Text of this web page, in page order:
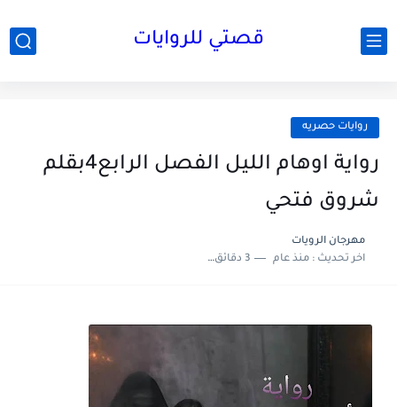
قصتي للروايات
روايات حصريه
رواية اوهام الليل الفصل الرابع4بقلم
شروق فتحي
مهرجان الرويات
اخر تحديث :منذ عام 3 دقائق للقراءة